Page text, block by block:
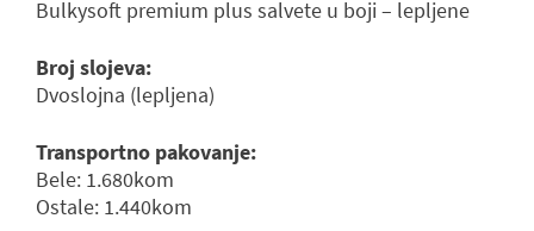
Bulkysoft premium plus salvete u boji – lepljene
Broj slojeva:
Dvoslojna (lepljena)
Transportno pakovanje:
Bele: 1.680kom
Ostale: 1.440kom